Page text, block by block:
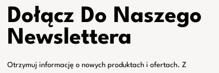
Dołącz Do Naszego
Newslettera
Otrzymuj informację o nowych produktach i ofertach. Z